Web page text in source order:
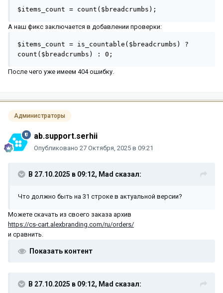
$items_count = count($breadcrumbs);
А наш фикс заключается в добавлении проверки:
$items_count = is_countable($breadcrumbs) ?
count($breadcrumbs) : 0;
После чего уже имеем 404 ошибку.
Администраторы
ab.support.serhii
Опубликовано 27 Октября, 2025 в 09:21
В 27.10.2025 в 09:12, Mad сказал:
Что должно быть на 31 строке в актуальной версии?
Можете скачать из своего заказа архив
https://cs-cart.alexbranding.com/ru/orders/
и сравнить.
Показать контент
В 27.10.2025 в 09:12, Mad сказал: